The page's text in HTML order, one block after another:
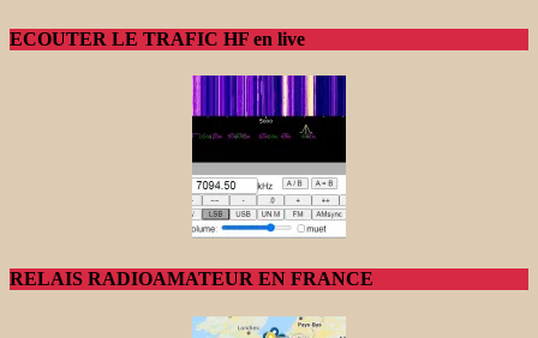
ECOUTER LE TRAFIC HF en live
RELAIS RADIOAMATEUR EN FRANCE